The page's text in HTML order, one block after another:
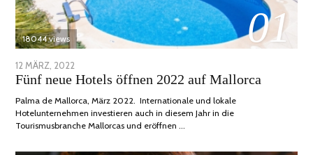
01
18044 views
POSTED
ON
12 MÄRZ, 2022
DEZEMBER,
Fünf neue Hotels öffnen 2022 auf Mallorca
Palma de Mallorca, März 2022. Internationale und lokale
Hotelunternehmen investieren auch in diesem Jahr in die
Tourismusbranche Mallorcas und eröffnen …